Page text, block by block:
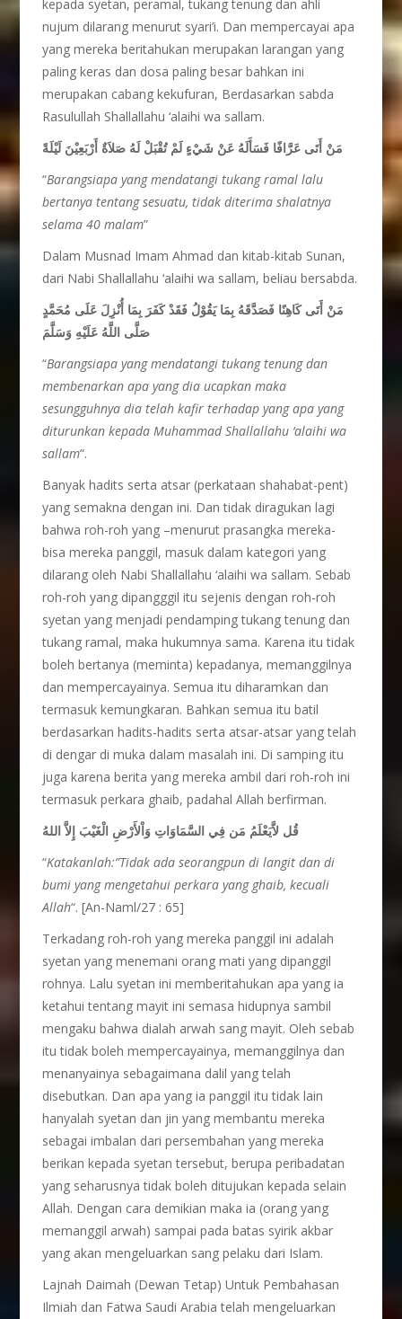
kepada syetan, peramal, tukang tenung dan ahli
nujum dilarang menurut syari’i. Dan mempercayai apa
yang mereka beritahukan merupakan larangan yang
paling keras dan dosa paling besar bahkan ini
merupakan cabang kekufuran, Berdasarkan sabda
Rasulullah Shallallahu ‘alaihi wa sallam.
مَنْ أَتَى عَرَّافًا فَسَأَلَهُ عَنْ شَيْءٍ لَمْ تُقْبَلْ لَهُ صَلاَةٌ أَرْبَعِيْنَ لَيْلَةً
“Barangsiapa yang mendatangi tukang ramal lalu
bertanya tentang sesuatu, tidak diterima shalatnya
selama 40 malam”
Dalam Musnad Imam Ahmad dan kitab-kitab Sunan,
dari Nabi Shallallahu ‘alaihi wa sallam, beliau bersabda.
مَنْ أَتَى كَاهِنًا فَصَدَّقَهُ بِمَا يَقُوْلُ فَقَدْ كَفَرَ بِمَا أُنْزِلَ عَلَى مُحَمَّدٍ
صَلَّى اللَّهُ عَلَيْهِ وَسَلَّمَ
“Barangsiapa yang mendatangi tukang tenung dan
membenarkan apa yang dia ucapkan maka
sesungguhnya dia telah kafir terhadap yang apa yang
diturunkan kepada Muhammad Shallallahu ‘alaihi wa
sallam“.
Banyak hadits serta atsar (perkataan shahabat-pent)
yang semakna dengan ini. Dan tidak diragukan lagi
bahwa roh-roh yang –menurut prasangka mereka-
bisa mereka panggil, masuk dalam kategori yang
dilarang oleh Nabi Shallallahu ‘alaihi wa sallam. Sebab
roh-roh yang dipangggil itu sejenis dengan roh-roh
syetan yang menjadi pendamping tukang tenung dan
tukang ramal, maka hukumnya sama. Karena itu tidak
boleh bertanya (meminta) kepadanya, memanggilnya
dan mempercayainya. Semua itu diharamkan dan
termasuk kemungkaran. Bahkan semua itu batil
berdasarkan hadits-hadits serta atsar-atsar yang telah
di dengar di muka dalam masalah ini. Di samping itu
juga karena berita yang mereka ambil dari roh-roh ini
termasuk perkara ghaib, padahal Allah berfirman.
قُل لاَّيَعْلَمُ مَن فِي السَّمَاوَاتِ وَاْلأَرْضِ الْغَيْبَ إِلاَّ اللهُ
“Katakanlah:”Tidak ada seorangpun di langit dan di
bumi yang mengetahui perkara yang ghaib, kecuali
Allah“. [An-Naml/27 : 65]
Terkadang roh-roh yang mereka panggil ini adalah
syetan yang menemani orang mati yang dipanggil
rohnya. Lalu syetan ini memberitahukan apa yang ia
ketahui tentang mayit ini semasa hidupnya sambil
mengaku bahwa dialah arwah sang mayit. Oleh sebab
itu tidak boleh mempercayainya, memanggilnya dan
menanyainya sebagaimana dalil yang telah
disebutkan. Dan apa yang ia panggil itu tidak lain
hanyalah syetan dan jin yang membantu mereka
sebagai imbalan dari persembahan yang mereka
berikan kepada syetan tersebut, berupa peribadatan
yang seharusnya tidak boleh ditujukan kepada selain
Allah. Dengan cara demikian maka ia (orang yang
memanggil arwah) sampai pada batas syirik akbar
yang akan mengeluarkan sang pelaku dari Islam.
Lajnah Daimah (Dewan Tetap) Untuk Pembahasan
Ilmiah dan Fatwa Saudi Arabia telah mengeluarkan